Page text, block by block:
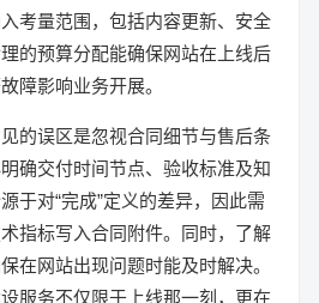
考量范围，包括内容更新、安全
的预算分配能确保网站在上线后
障影响业务开展。
的误区是忽视合同细节与售后条
确交付时间节点、验收标准及知
于对“完成”定义的差异，因此需
指标写入合同附件。同时，了解
在网站出现问题时能及时解决。
服务不仅限于上线那一刻，更在